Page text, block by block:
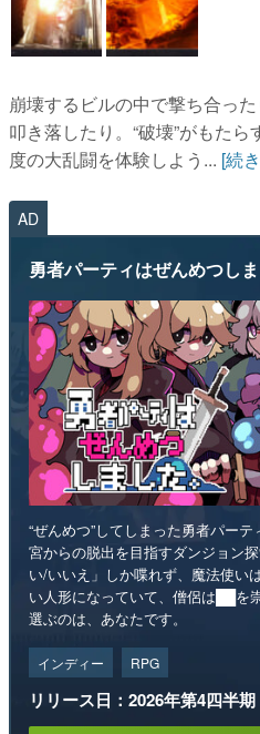
崩壊するビルの中で撃ち合っ
叩き落したり。“破壊”がもた
度の大乱闘を体験しよう... [続
AD
勇者パーティはぜんめつしま
“ぜんめつ”してしまった勇者パー
宮からの脱出を目指すダンジョン
い/いいえ」しか喋れず、魔法使い
い人形になっていて、僧侶は██を
選ぶのは、あなたです。
インディー RPG
リリース日：2026年第4四半期